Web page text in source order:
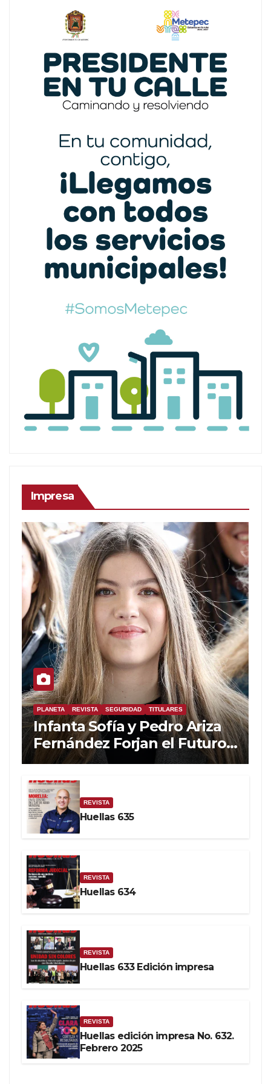
Impresa
PLANETA REVISTA SEGURIDAD TITULARES
Infanta Sofía y Pedro Ariza
Fernández Forjan el Futuro
de la Soberanía Real
REVISTA
Huellas 635
REVISTA
Huellas 634
REVISTA
Huellas 633 Edición impresa
REVISTA
Huellas edición impresa No. 632.
Febrero 2025